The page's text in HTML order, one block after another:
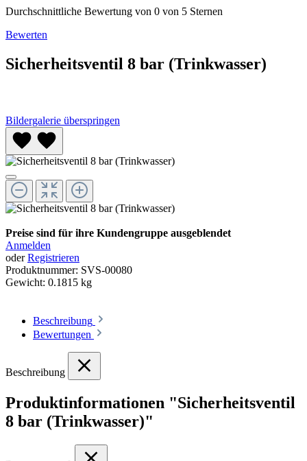
Durchschnittliche Bewertung von 0 von 5 Sternen
Bewerten
Sicherheitsventil 8 bar (Trinkwasser)
Bildergalerie überspringen
Preise sind für ihre Kundengruppe ausgeblendet
Anmelden
oderRegistrieren
Produktnummer: SVS-00080
Gewicht: 0.1815 kg
Beschreibung
Bewertungen
Beschreibung
Produktinformationen "Sicherheitsventil
8 bar (Trinkwasser)"